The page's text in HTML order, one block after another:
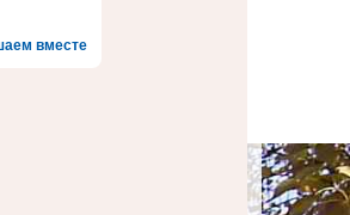
вместе